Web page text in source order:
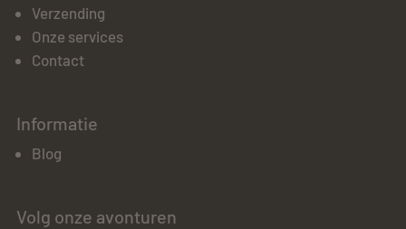
Verzending
Onze services
Contact
Informatie
Blog
Volg onze avonturen